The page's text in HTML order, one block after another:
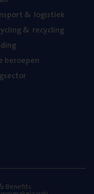
& logistiek
& recycling
beroe­pen
Benefits